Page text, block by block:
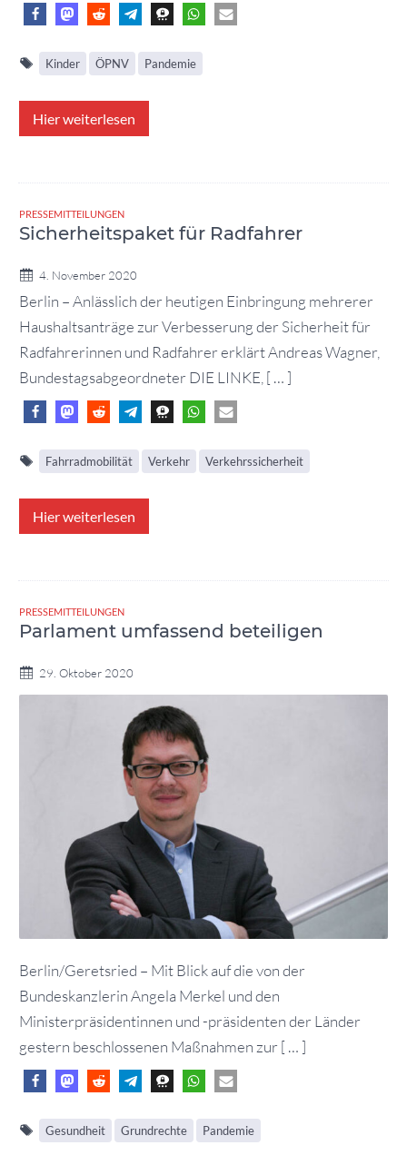
Kinder ÖPNV Pandemie
Hier weiterlesen
PRESSEMITTEILUNGEN
Sicherheitspaket für Radfahrer
4. November 2020
Berlin – Anlässlich der heutigen Einbringung mehrerer
Haushaltsanträge zur Verbesserung der Sicherheit für
Radfahrerinnen und Radfahrer erklärt Andreas Wagner,
Bundestagsabgeordneter DIE LINKE, [ … ]
Fahrradmobilität Verkehr Verkehrssicherheit
Hier weiterlesen
PRESSEMITTEILUNGEN
Parlament umfassend beteiligen
29. Oktober 2020
Berlin/Geretsried – Mit Blick auf die von der
Bundeskanzlerin Angela Merkel und den
Ministerpräsidentinnen und -präsidenten der Länder
gestern beschlossenen Maßnahmen zur [ … ]
Gesundheit Grundrechte Pandemie